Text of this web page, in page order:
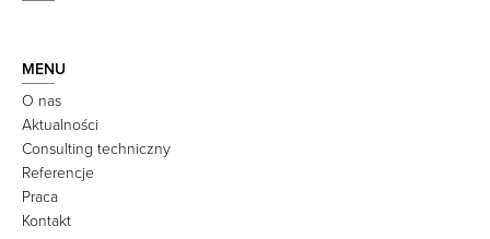
MENU
O nas
Aktualności
Consulting techniczny
Referencje
Praca
Kontakt